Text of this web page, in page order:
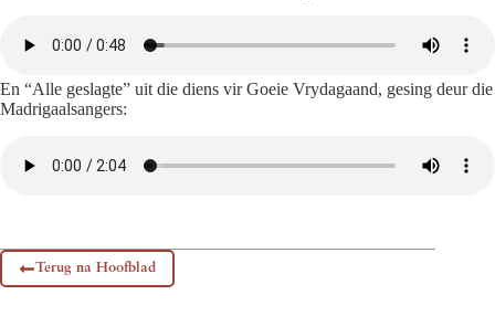
En “Alle geslagte” uit die diens vir Goeie Vrydagaand, gesing deur die
Madrigaalsangers:
Terug na Hoofblad